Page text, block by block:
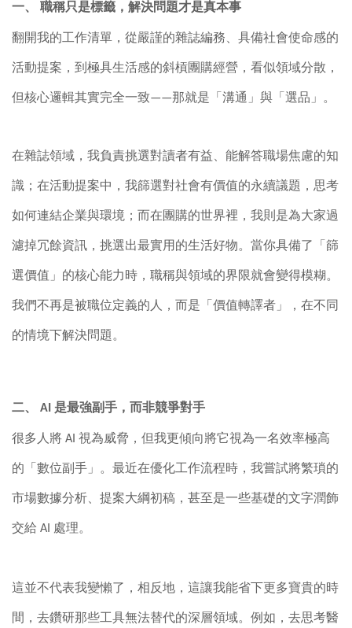
一、 職稱只是標籤，解決問題才是真本事
翻開我的工作清單，從嚴謹的雜誌編務、具備社會使命感的
活動提案，到極具生活感的斜槓團購經營，看似領域分散，
但核心邏輯其實完全一致——那就是「溝通」與「選品」。
在雜誌領域，我負責挑選對讀者有益、能解答職場焦慮的知
識；在活動提案中，我篩選對社會有價值的永續議題，思考
如何連結企業與環境；而在團購的世界裡，我則是為大家過
濾掉冗餘資訊，挑選出最實用的生活好物。當你具備了「篩
選價值」的核心能力時，職稱與領域的界限就會變得模糊。
我們不再是被職位定義的人，而是「價值轉譯者」，在不同
的情境下解決問題。
二、 AI 是最強副手，而非競爭對手
很多人將 AI 視為威脅，但我更傾向將它視為一名效率極高
的「數位副手」。最近在優化工作流程時，我嘗試將繁瑣的
市場數據分析、提案大綱初稿，甚至是一些基礎的文字潤飾
交給 AI 處理。
這並不代表我變懶了，相反地，這讓我能省下更多寶貴的時
間，去鑽研那些工具無法替代的深層領域。例如，去思考醫